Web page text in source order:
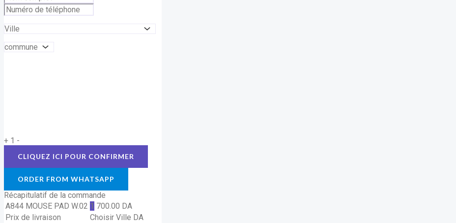
+ 1 -
ORDER FROM WHATSAPP
Récapitulatif de la commande
A844 MOUSE PAD W.02 1 700.00 DA
Prix de livraison
Choisir Ville DA